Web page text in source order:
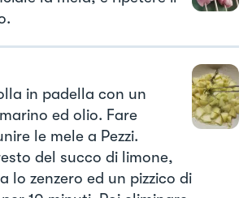
in padella con un
ed olio. Fare
le mele a Pezzi.
del succo di limone,
lo zenzero ed un pizzico di